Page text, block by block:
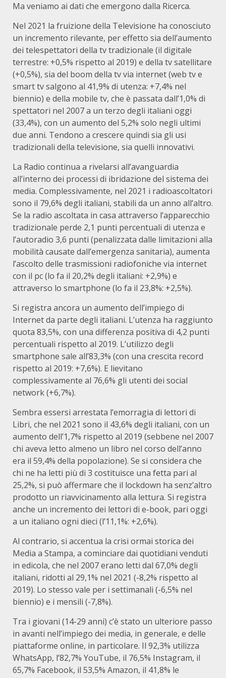
Ma veniamo ai dati che emergono dalla Ricerca.
Nel 2021 la fruizione della Televisione ha conosciuto
un incremento rilevante, per effetto sia dell’aumento
dei telespettatori della tv tradizionale (il digitale
terrestre: +0,5% rispetto al 2019) e della tv satellitare
(+0,5%), sia del boom della tv via internet (web tv e
smart tv salgono al 41,9% di utenza: +7,4% nel
biennio) e della mobile tv, che è passata dall’1,0% di
spettatori nel 2007 a un terzo degli italiani oggi
(33,4%), con un aumento del 5,2% solo negli ultimi
due anni. Tendono a crescere quindi sia gli usi
tradizionali della televisione, sia quelli innovativi.
La Radio continua a rivelarsi all’avanguardia
all’interno dei processi di ibridazione del sistema dei
media. Complessivamente, nel 2021 i radioascoltatori
sono il 79,6% degli italiani, stabili da un anno all’altro.
Se la radio ascoltata in casa attraverso l’apparecchio
tradizionale perde 2,1 punti percentuali di utenza e
l’autoradio 3,6 punti (penalizzata dalle limitazioni alla
mobilità causate dall’emergenza sanitaria), aumenta
l’ascolto delle trasmissioni radiofoniche via internet
con il pc (lo fa il 20,2% degli italiani: +2,9%) e
attraverso lo smartphone (lo fa il 23,8%: +2,5%).
Si registra ancora un aumento dell’impiego di
Internet da parte degli italiani. L’utenza ha raggiunto
quota 83,5%, con una differenza positiva di 4,2 punti
percentuali rispetto al 2019. L’utilizzo degli
smartphone sale all’83,3% (con una crescita record
rispetto al 2019: +7,6%). E lievitano
complessivamente al 76,6% gli utenti dei social
network (+6,7%).
Sembra essersi arrestata l’emorragia di lettori di
Libri, che nel 2021 sono il 43,6% degli italiani, con un
aumento dell’1,7% rispetto al 2019 (sebbene nel 2007
chi aveva letto almeno un libro nel corso dell’anno
era il 59,4% della popolazione). Se si considera che
chi ne ha letti più di 3 costituisce una fetta pari al
25,2%, si può affermare che il lockdown ha senz’altro
prodotto un riavvicinamento alla lettura. Si registra
anche un incremento dei lettori di e-book, pari oggi
a un italiano ogni dieci (l’11,1%: +2,6%).
Al contrario, si accentua la crisi ormai storica dei
Media a Stampa, a cominciare dai quotidiani venduti
in edicola, che nel 2007 erano letti dal 67,0% degli
italiani, ridotti al 29,1% nel 2021 (-8,2% rispetto al
2019). Lo stesso vale per i settimanali (-6,5% nel
biennio) e i mensili (-7,8%).
Tra i giovani (14-29 anni) c’è stato un ulteriore passo
in avanti nell’impiego dei media, in generale, e delle
piattaforme online, in particolare. Il 92,3% utilizza
WhatsApp, l’82,7% YouTube, il 76,5% Instagram, il
65,7% Facebook, il 53,5% Amazon, il 41,8% le